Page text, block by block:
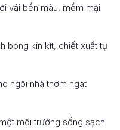
vải bền màu, mềm mại
bong kin kít, chiết xuất tự
ngôi nhà thơm ngát
môi trường sống sạch